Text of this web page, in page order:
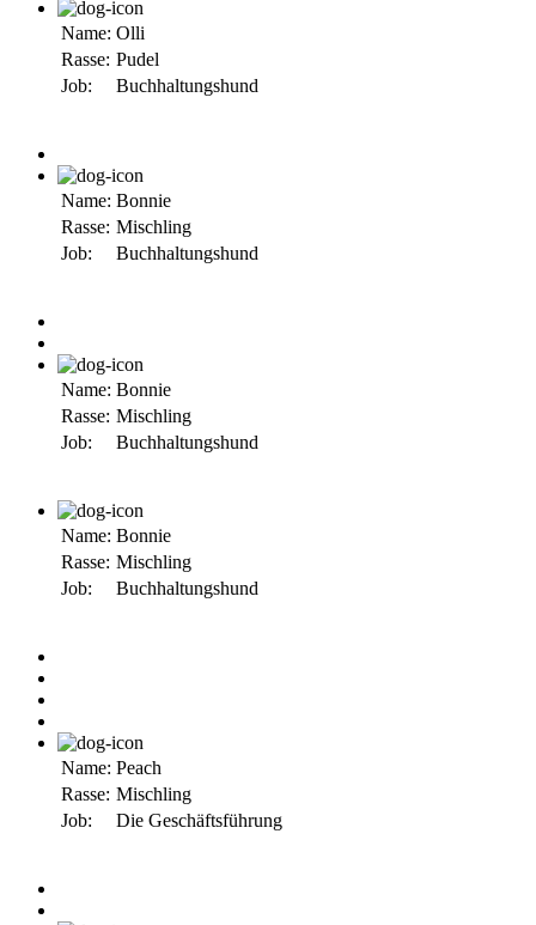
Name: Olli
Rasse: Pudel
Job:
Buchhaltungshund
Name: Bonnie
Rasse: Mischling
Job:
Buchhaltungshund
Name: Bonnie
Rasse: Mischling
Job:
Buchhaltungshund
Name: Bonnie
Rasse: Mischling
Job:
Buchhaltungshund
Name: Peach
Rasse: Mischling
Job:
Die Geschäftsführung